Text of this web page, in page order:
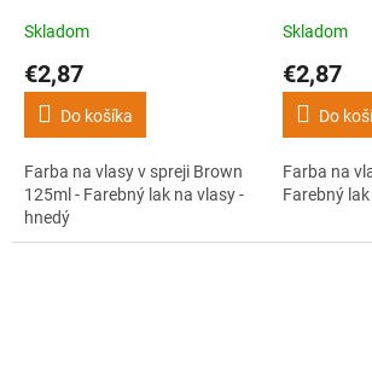
hnedý
Skladom
€2,87
Do košíka
Farba na vlasy v spreji Brown
125ml - Farebný lak na vlasy -
hnedý
Skladom
€2,87
Do
Farba na
Farebný